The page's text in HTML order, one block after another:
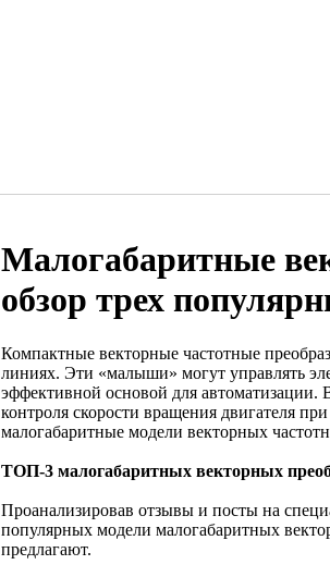
Малогабаритные
обзор трех
Компактные векторные частотные
линиях. Эти «малыши» могут управлять
эффективной основой для автоматизации.
контроля скорости вращения двигателя
малогабаритные модели векторных
ТОП-3 малогабаритных векторных
Проанализировав отзывы и посты на
популярных модели малогабаритных
предлагают.